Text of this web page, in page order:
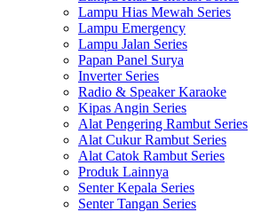
Lampu Hias Mewah Series
Lampu Emergency
Lampu Jalan Series
Papan Panel Surya
Inverter Series
Radio & Speaker Karaoke
Kipas Angin Series
Alat Pengering Rambut Series
Alat Cukur Rambut Series
Alat Catok Rambut Series
Produk Lainnya
Senter Kepala Series
Senter Tangan Series